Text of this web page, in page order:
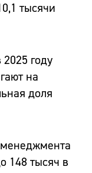
тысячи
году
на
доля
148 тысяч в